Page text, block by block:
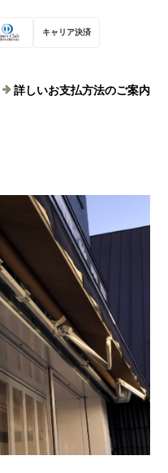
キャリア決済
詳しいお支払方法のご案内